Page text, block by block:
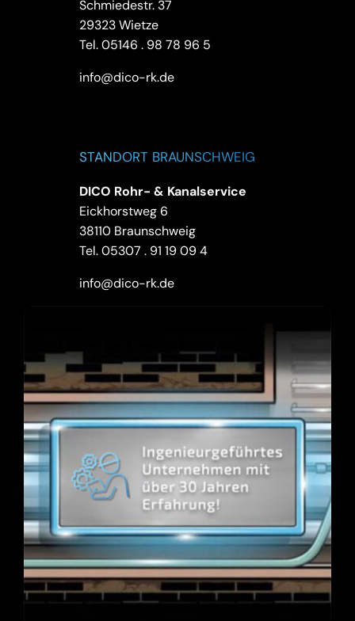
Schmiedestr. 37
29323 Wietze
Tel.05146 . 98 78 96 5
info@dico-rk.de
STANDORT BRAUNSCHWEIG
DICO Rohr- & Kanalservice
Eickhorstweg 6
38110 Braunschweig
Tel.05307 . 91 19 09 4
info@dico-rk.de